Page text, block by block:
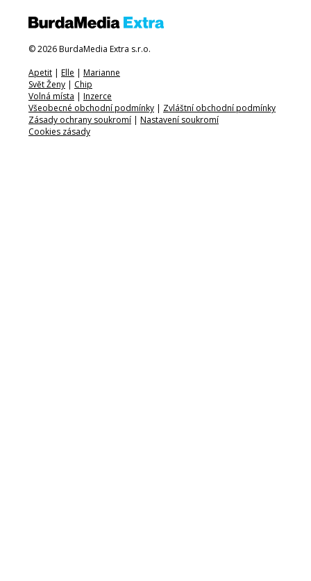
© 2026 BurdaMedia Extra s.r.o.
Apetit | Elle | Marianne
Svět Ženy | Chip
Volná místa | Inzerce
Všeobecné obchodní podmínky | Zvláštní obchodní podmínky
Zásady ochrany soukromí | Nastavení soukromí
Cookies zásady